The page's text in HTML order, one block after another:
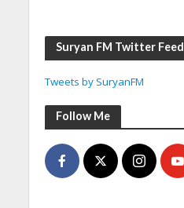
Suryan FM Twitter Feed
Tweets by SuryanFM
Follow Me